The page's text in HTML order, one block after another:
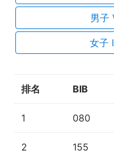
男子
女子
排名 BIB
1 080
2 155